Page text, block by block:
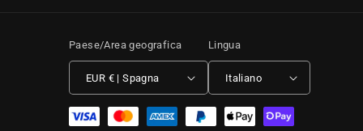
Paese/Area geografica
EUR € | Spagna
Lingua
Italiano
Metodi di pagamento